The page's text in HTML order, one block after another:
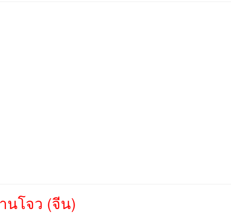
นโจว (จีน)